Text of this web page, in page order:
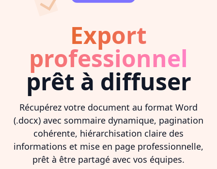
Export
professionnel
prêt à diffuser
Récupérez votre document au format Word
(.docx) avec sommaire dynamique, pagination
cohérente, hiérarchisation claire des
informations et mise en page professionnelle,
prêt à être partagé avec vos équipes.